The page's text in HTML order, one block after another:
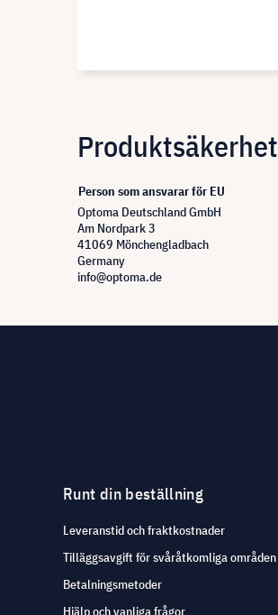
Produktsäkerhet
Person som ansvarar för EU
Optoma Deutschland GmbH
Am Nordpark 3
41069 Mönchengladbach
Germany
info@optoma.de
Runt din beställning
Leveranstid och fraktkostnader
Tilläggsavgift för svåråtkomliga områden
Betalningsmetoder
Hjälp och vanliga frågor